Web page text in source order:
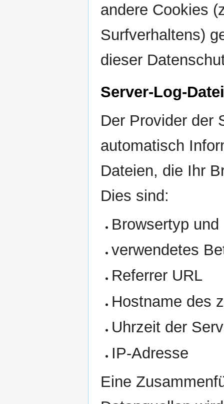
andere Cookies
Surfverhaltens)
dieser
Server-Log-
Der Provider der
automatisch
Dateien, die Ihr
Dies sind:
Browsertyp
verwendetes
Referrer URL
Hostname des
Uhrzeit der
IP-Adresse
Eine